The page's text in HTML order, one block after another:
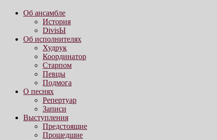
Об ансамбле
История
DivisЫ
Об исполнителях
Худрук
Координатор
Старпом
Певцы
Подмога
О песнях
Репертуар
Записи
Выступления
Предстоящие
Прошедшие